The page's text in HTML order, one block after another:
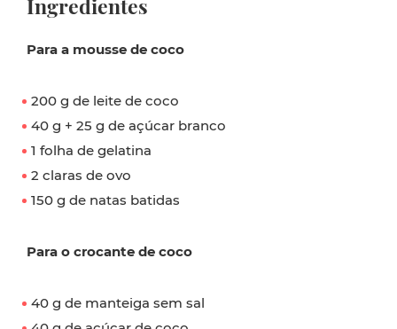
Ingredientes
Para a mousse de coco
200 g de leite de coco
40 g + 25 g de açúcar branco
1 folha de gelatina
2 claras de ovo
150 g de natas batidas
Para o crocante de coco
40 g de manteiga sem sal